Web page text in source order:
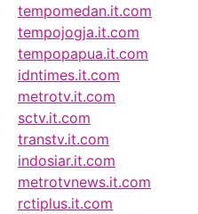
tempomedan.it.com
tempojogja.it.com
tempopapua.it.com
idntimes.it.com
metrotv.it.com
sctv.it.com
transtv.it.com
indosiar.it.com
metrotvnews.it.com
rctiplus.it.com